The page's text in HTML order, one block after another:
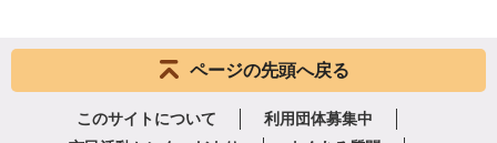
ページの先頭へ戻る
このサイトについて
利用団体募集中